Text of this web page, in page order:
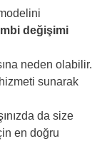
değişimi
neden olabilir.
hizmeti sunarak
da size
en doğru